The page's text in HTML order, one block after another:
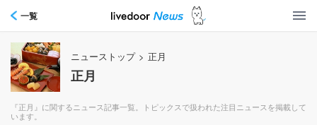
一覧
ニューストップ > 正月
正月
『正月』に関するニュース記事一覧。トピックスで扱われた注目ニュースを掲載して
います。